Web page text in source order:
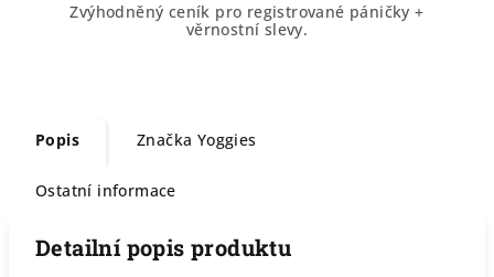
Zvýhodněný ceník pro registrované páničky +
věrnostní slevy.
Popis Značka Yoggies
Ostatní informace
Detailní popis produktu